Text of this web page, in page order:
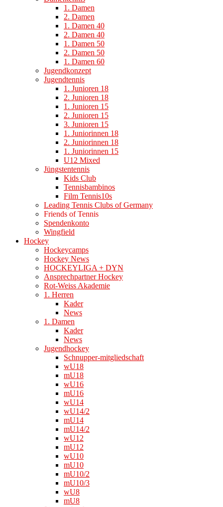
1. Damen
2. Damen
1. Damen 40
2. Damen 40
1. Damen 50
2. Damen 50
1. Damen 60
Jugendkonzept
Jugendtennis
1. Junioren 18
2. Junioren 18
1. Junioren 15
2. Junioren 15
3. Junioren 15
1. Juniorinnen 18
2. Juniorinnen 18
1. Juniorinnen 15
U12 Mixed
Jüngstentennis
Kids Club
Tennisbambinos
Film Tennis10s
Leading Tennis Clubs of Germany
Friends of Tennis
Spendenkonto
Wingfield
Hockey
Hockeycamps
Hockey News
HOCKEYLIGA + DYN
Ansprechpartner Hockey
Rot-Weiss Akademie
1. Herren
Kader
News
1. Damen
Kader
News
Jugendhockey
Schnupper-mitgliedschaft
wU18
mU18
wU16
mU16
wU14
wU14/2
mU14
mU14/2
wU12
mU12
wU10
mU10
mU10/2
mU10/3
wU8
mU8